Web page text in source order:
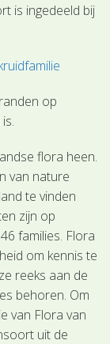
is ingedeeld bij
op
flora heen.
van nature
te vinden
zijn op
families. Flora
om kennis te
reeks aan de
behoren. Om
van Flora van
uit de